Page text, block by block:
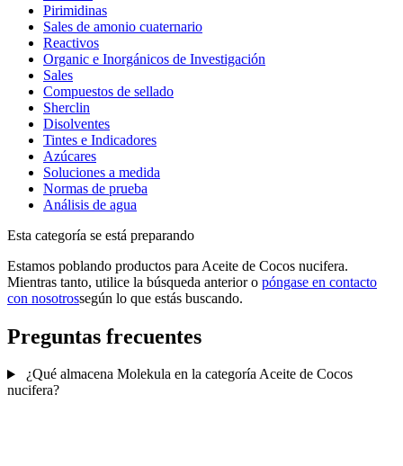
Pirimidinas
Sales de amonio cuaternario
Reactivos
Organic e Inorgánicos de Investigación
Sales
Compuestos de sellado
Sherclin
Disolventes
Tintes e Indicadores
Azúcares
Soluciones a medida
Normas de prueba
Análisis de agua
Esta categoría se está preparando
Estamos poblando productos para Aceite de Cocos nucifera.
Mientras tanto, utilice la búsqueda anterior o póngase en contacto
con nosotrossegún lo que estás buscando.
Preguntas frecuentes
¿Qué almacena Molekula en la categoría Aceite de Cocos
nucifera?